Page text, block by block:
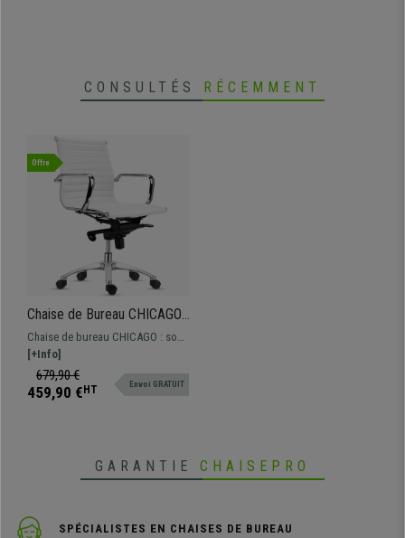
CONSULTÉS RÉCEMMENT
Offre
Chaise de Bureau CHICAGO,
Design Élégant, Dossier
Intermédiaire, en Cuir, Blanc
Chaise de bureau CHICAGO : son
design élégant et son ergonomie
font de cette chaise un excellent
modèle pour une utilisation
[+Info]
679,90 €
459,90 € HT Envoi GRATUIT
GARANTIE CHAISEPRO
SPÉCIALISTES EN CHAISES DE BUREAU